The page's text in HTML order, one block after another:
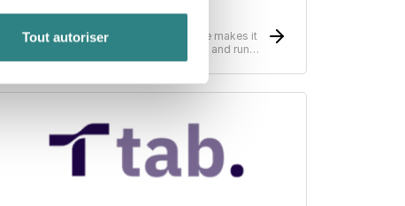
Tout autoriser
Stripe
Infrastructure for global payments, Stripe makes it
easy to receive payments, send payouts and run
their business online.